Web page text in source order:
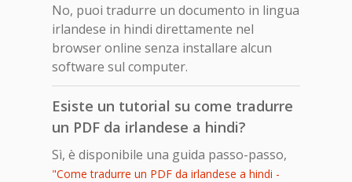
No, puoi tradurre un documento in lingua
irlandese in hindi direttamente nel
browser online senza installare alcun
software sul computer.
Esiste un tutorial su come tradurre
un PDF da irlandese a hindi?
Sì, è disponibile una guida passo-passo,
"Come tradurre un PDF da irlandese a hindi -